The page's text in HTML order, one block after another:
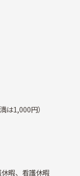
は1,000円）
暇、看護休暇